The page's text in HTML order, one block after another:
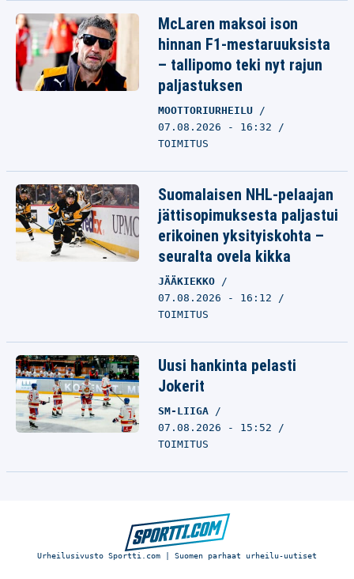
McLaren maksoi ison
hinnan F1-mestaruuksista
– tallipomo teki nyt rajun
paljastuksen
MOOTTORIURHEILU
07.08.2026 - 16:32
TOIMITUS
Suomalaisen NHL-pelaajan
jättisopimuksesta paljastui
erikoinen yksityiskohta –
seuralta ovela kikka
JÄÄKIEKKO
07.08.2026 - 16:12
TOIMITUS
Uusi hankinta pelasti
Jokerit
SM-LIIGA
07.08.2026 - 15:52
TOIMITUS
Urheilusivusto Sportti.com | Suomen parhaat urheilu-uutiset